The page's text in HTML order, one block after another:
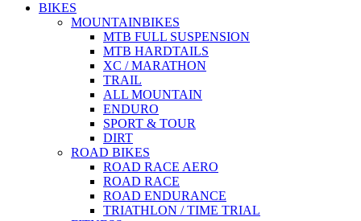
BIKES
MOUNTAINBIKES
MTB FULL SUSPENSION
MTB HARDTAILS
XC / MARATHON
TRAIL
ALL MOUNTAIN
ENDURO
SPORT & TOUR
DIRT
ROAD BIKES
ROAD RACE AERO
ROAD RACE
ROAD ENDURANCE
TRIATHLON / TIME TRIAL